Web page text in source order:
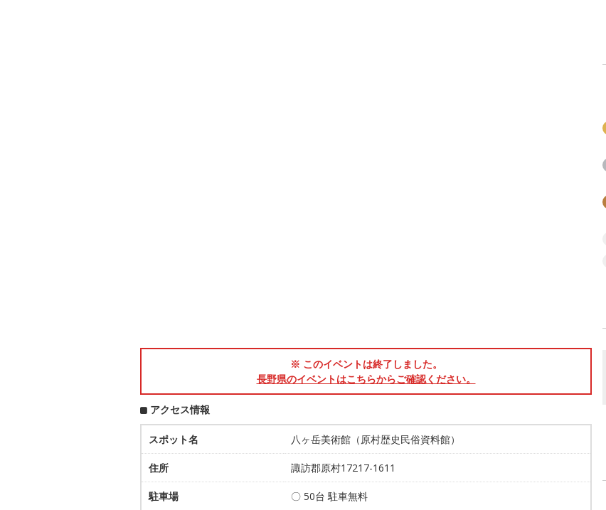
※ このイベントは終了しました。
長野県のイベントはこちらからご確認ください。
アクセス情報
スポット名 八ヶ岳美術館（原村歴史民俗資料館）
住所 諏訪郡原村17217-1611
駐車場 〇 50台 駐車無料